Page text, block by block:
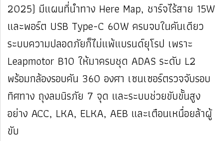
2025) มีแผนที่นำทาง Here Map, ชาร์จไร้สาย 15W
และพอร์ต USB Type-C 60W ครบจบในคันเดียว
ระบบความปลอดภัยก็ไม่แพ้แบรนด์ยุโรป เพราะ
Leapmotor B10 ให้มาครบชุด ADAS ระดับ L2
พร้อมกล้องรอบคัน 360 องศา เซนเซอร์ตรวจจับรอบ
ทิศทาง ถุงลมนิรภัย 7 จุด และระบบช่วยขับขั้นสูง
อย่าง ACC, LKA, ELKA, AEB และเตือนเหนื่อยล้าผู้
ขับ